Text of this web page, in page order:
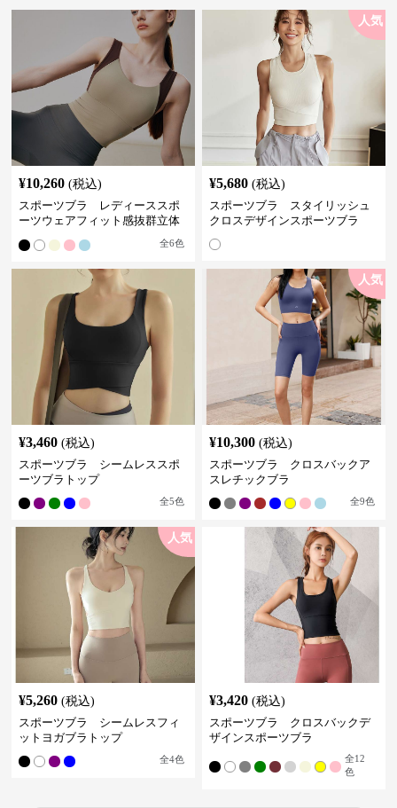
¥10,260 (税込)
スポーツブラ レディーススポ
ーツウェアフィット感抜群立体
全6色
人気
¥5,680 (税込)
スポーツブラ スタイリッシュ
クロスデザインスポーツブラ
¥3,460 (税込)
スポーツブラ シームレススポ
ーツブラトップ
全5色
人気
¥10,300 (税込)
スポーツブラ クロスバックア
スレチックブラ
全9色
人気
¥5,260 (税込)
スポーツブラ シームレスフィ
ットヨガブラトップ
全4色
¥3,420 (税込)
スポーツブラ クロスバックデ
ザインスポーツブラ
全12
色